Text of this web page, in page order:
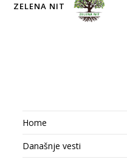
ZELENA NIT
Home
Današnje vesti